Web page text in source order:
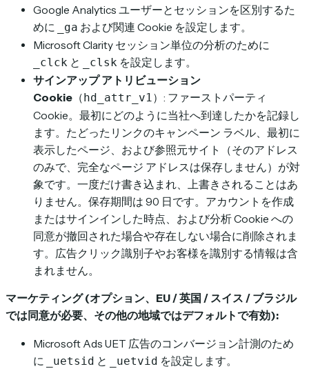
Google Analytics ユーザーとセッションを区別するた
めに
_ga および関連 Cookie を設定します。
Microsoft Clarity セッション単位の分析のために
_clck と _clsk を設定します。
サインアップ アトリビューション
Cookie （ hd_attr_v1）: ファーストパーティ
Cookie。最初にどのように当社へ到達したかを記録し
ます。たどったリンクのキャンペーン ラベル、最初に
表示したページ、および参照元サイト（そのアドレス
のみで、完全なページ アドレスは保存しません）が対
象です。一度だけ書き込まれ、上書きされることはあ
りません。保存期間は 90 日です。アカウントを作成
またはサインインした時点、および分析 Cookie への
同意が撤回された場合や存在しない場合に削除されま
す。広告クリック識別子やお客様を識別する情報は含
まれません。
マーケティング (オプション、EU / 英国 / スイス / ブラジル
では同意が必要、その他の地域ではデフォルトで有効):
Microsoft Ads UET 広告のコンバージョン計測のため
に
_uetsid と _uetvid を設定します。